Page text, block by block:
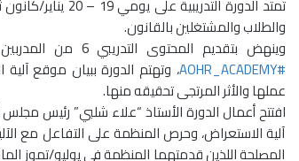
والطلاب والمشتغلين بالقانون.
وينهض بتقديم المحتوى التدريبي 6 من المدربين من خريجي برنامج بناء القدرات المهنية بأكاديمية المنظمة العربية لحقوق الإنسان
#AOHR_ACADEMY
، وتهتم الدورة ببيان موقع
عملها والأثر المرتجى تحقيقه منها.
افتتح أعمال الدورة الأستاذ “علاء شلبي” رئيس
آلية الاستعراض، وحرص المنظمة على التفاعل مع
المصلحة اللذين قدمتهما المنظمة في يوليو/